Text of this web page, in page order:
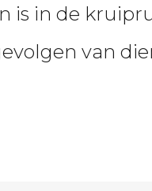
is in de
van